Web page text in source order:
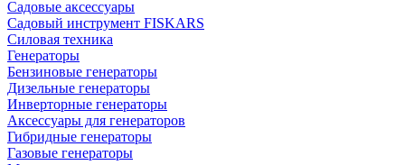
Садовые аксессуары
Садовый инструмент FISKARS
Силовая техника
Генераторы
Бензиновые генераторы
Дизельные генераторы
Инверторные генераторы
Аксессуары для генераторов
Гибридные генераторы
Газовые генераторы